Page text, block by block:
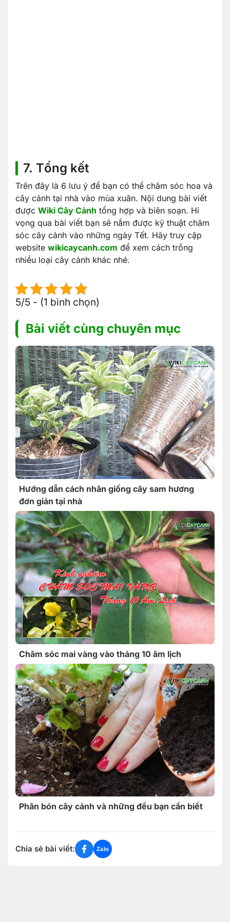
7. Tổng kết
Trên đây là 6 lưu ý để bạn có thể chăm sóc hoa và
cây cảnh tại nhà vào mùa xuân. Nội dung bài viết
được Wiki Cây Cảnh tổng hợp và biên soạn. Hi
vọng qua bài viết bạn sẽ nắm được kỹ thuật chăm
sóc cây cảnh vào những ngày Tết. Hãy truy cập
website wikicaycanh.com để xem cách trồng
nhiều loại cây cảnh khác nhé.
5/5 - (1 bình chọn)
Bài viết cùng chuyên mục
Hướng dẫn cách nhân giống cây sam hương
đơn giản tại nhà
Chăm sóc mai vàng vào tháng 10 âm lịch
Phân bón cây cảnh và những đều bạn cần biết
Chia sẻ bài viết: Zalo